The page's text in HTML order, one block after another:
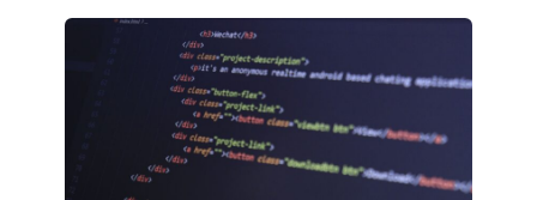
ПОЛЕЗНЫХ
ИНСТРУМЕНТОВ
ДЛЯ
РАБОТЫ